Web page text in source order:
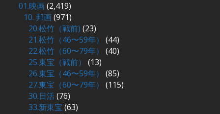
01.映画(2,419)
10. 邦画(971)
20.松竹（戦前) (23)
21.松竹（46〜59年）
(44)
22.松竹（60〜79年）
(40)
25.東宝（戦前）
(13)
26.東宝（46〜59年）
(85)
27.東宝（60〜79年）
(115)
30.日活(76)
33.新東宝(63)